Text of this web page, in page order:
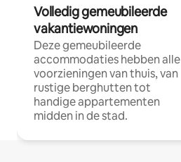
Volledig gemeubileerde
vakantiewoningen
Deze gemeubileerde
accommodaties hebben alle
voorzieningen van thuis, van
rustige berghutten tot
handige appartementen
midden in de stad.